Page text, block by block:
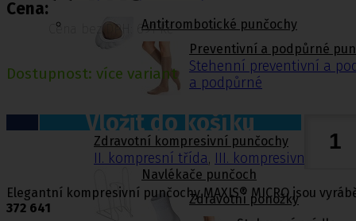
Antitrombotické punčochy
Preventivní a podpůrné
Stehenní preventivní a
a podpůrné
Zdravotní kompresivní punčochy
II. kompresní třída, III. kompresivní třída
Navlékače punčoch
Zdravotní ponožky
Cena:
Cena bez DPH: 691 Kč
Dostupnost: více variant
Vložit do košíku
Elegantní kompresivní punčochy MAXIS® MICRO jsou
372 641